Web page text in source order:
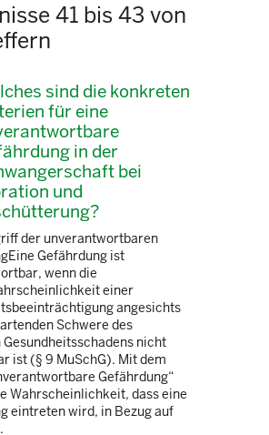
41 bis 43 von
sind die konkreten
für eine
in der
bei
und
der unverantwortbaren
Gefährdung ist
wenn die
einer
angesichts
Schwere des
nicht
ist (§ 9 MuSchG). Mit dem
Gefährdung“
Wahrscheinlichkeit, dass eine
eintreten wird, in Bezug auf